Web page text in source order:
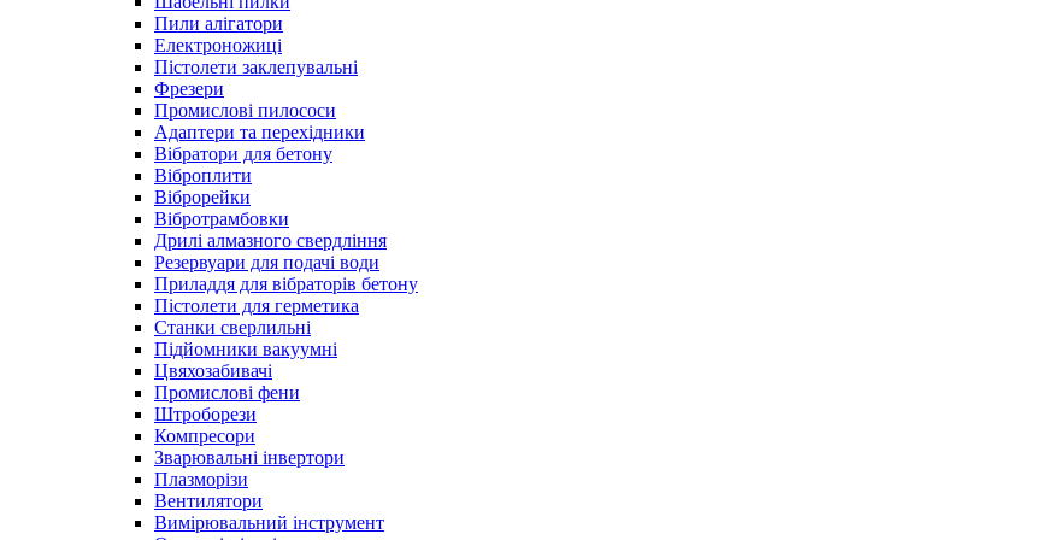
Пили алігатори
Електроножиці
Пістолети заклепувальні
Фрезери
Промислові пилососи
Адаптери та перехідники
Вібратори для бетону
Віброплити
Віброрейки
Вібротрамбовки
Дрилі алмазного свердління
Резервуари для подачі води
Приладдя для вібраторів бетону
Пістолети для герметика
Станки сверлильні
Підйомники вакуумні
Цвяхозабивачі
Промислові фени
Штроборези
Компресори
Зварювальні інвертори
Плазморізи
Вентилятори
Вимірювальний інструмент